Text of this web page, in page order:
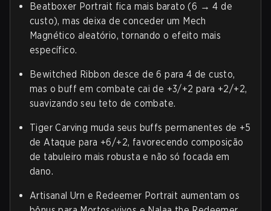
Beatboxer Portrait fica mais barato (6 → 4 de
custo), mas deixa de conceder um Mech
Magnético aleatório, tornando o efeito mais
específico.
Bewitched Ribbon desce de 6 para 4 de custo,
mas o buff em combate cai de +3/+2 para +2/+2,
suavizando seu teto de combate.
Tiger Carving muda seus buffs permanentes de +5
de Ataque para +6/+2, favorecendo composição
de tabuleiro mais robusta e não só focada em
dano.
Artisanal Urn e Redeemer Portrait aumentam os